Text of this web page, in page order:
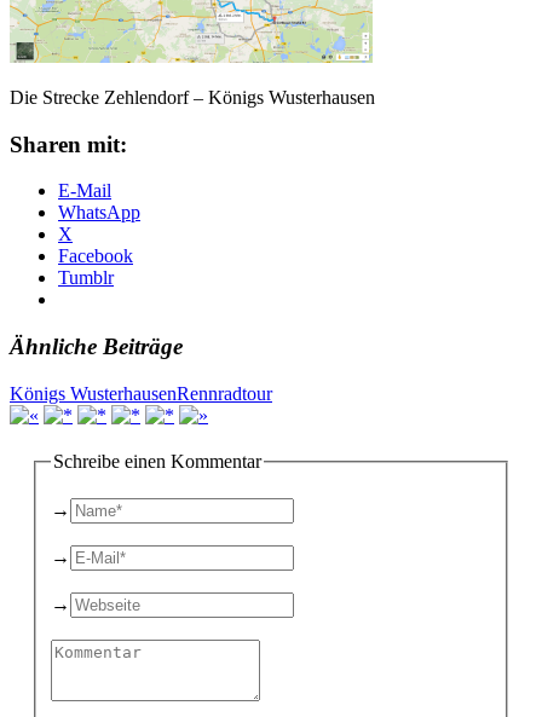
Die Strecke Zehlendorf – Königs Wusterhausen
Sharen mit:
E-Mail
WhatsApp
X
Facebook
Tumblr
Ähnliche Beiträge
Königs WusterhausenRennradtour
Schreibe einen Kommentar
→
→
→